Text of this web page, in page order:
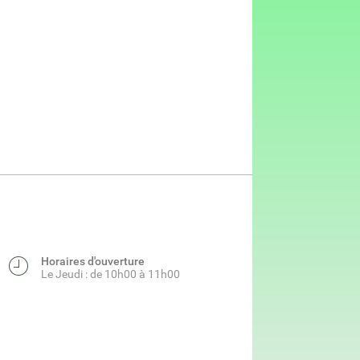
Horaires d'ouverture
Le Jeudi : de 10h00 à 11h00